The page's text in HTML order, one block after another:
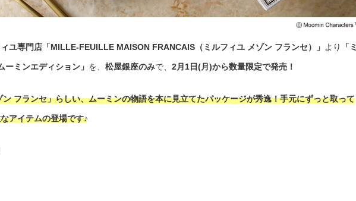
ィユ専門店「MILLE-FEUILLE MAISON FRANCAIS（ミルフィユ メゾン フランセ）」 より 「ミ
ーミンエディション」 を、 松屋銀座のみで、 2月1日(月)から数量限定で発売！
フランセ」らしい、ムーミンの物語を本に見立てたパッケージが秀逸！手元にずっと取って
アイテムの登場です♪